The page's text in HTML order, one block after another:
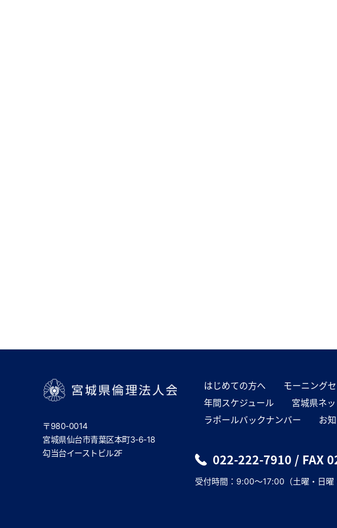
〒980-0014
宮城県仙台市青葉区本町3-6-18
勾当台イーストビル2F
はじめての方へ モーニング
年間スケジュール
宮城県ネ
ラポールバックナンバー
お
022-222-7910 / FAX
受付時間：9:00～17:00（土曜・日曜